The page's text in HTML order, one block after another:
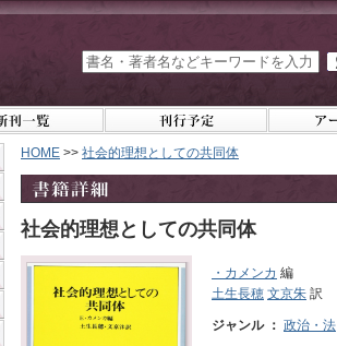
HOME >> 社会的理想としての共同体
社会的理想としての共同体
・カメンカ 編
土生長穂 文京朱 訳
ジャンル ： 政治・法